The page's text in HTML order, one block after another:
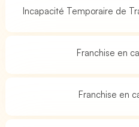
Incapacité Temporaire de
Franchise en
Franchise en